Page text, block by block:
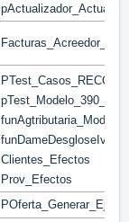
PTest_Casos_RECC
Clientes_Efectos
Prov_Efectos